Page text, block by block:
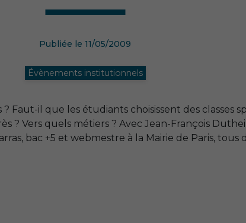
Publiée le 11/05/2009
Évènements institutionnels
Faut-il que les étudiants choisissent des classes
? Vers quels métiers ? Avec Jean-François
bac +5 et webmestre à la Mairie de Paris,